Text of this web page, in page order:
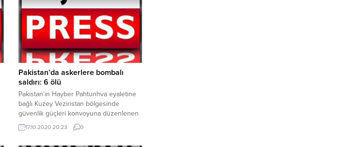
Pakistan’da askerlere bombalı
saldırı: 6 ölü
Pakistan'ın Hayber Pahtunhva eyaletine
bağlı Kuzey Veziristan bölgesinde
güvenlik güçleri konvoyuna düzenlenen
bombalı saldırıda 6 askerin hayatını
kaybettiği bildirildi.
17.10.2020 20:23 0